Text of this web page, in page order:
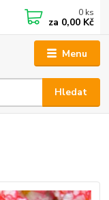
Menu
Hledat
0 ks
za 0,00 Kč